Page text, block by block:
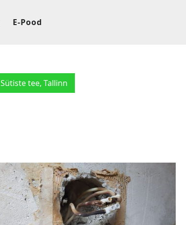
E-Pood
Sütiste tee, Tallinn